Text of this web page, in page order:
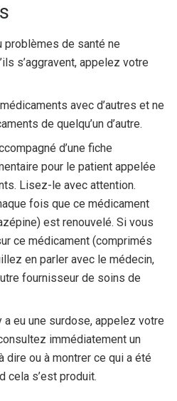
de santé ne
s’aggravent, appelez votre
avec d’autres et ne
de quelqu’un d’autre.
d’une fiche
pour le patient appelée
Lisez-le avec attention.
fois que ce médicament
est renouvelé. Si vous
ce médicament (comprimés
en parler avec le médecin,
fournisseur de soins de
a eu une surdose, appelez votre
immédiatement un
dire ou à montrer ce qui a été
cela s’est produit.